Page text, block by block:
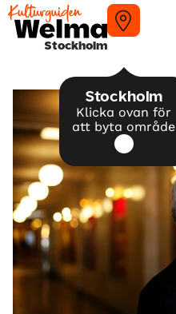
Stockholm
Stockholm
Klicka ovan för
att byta område